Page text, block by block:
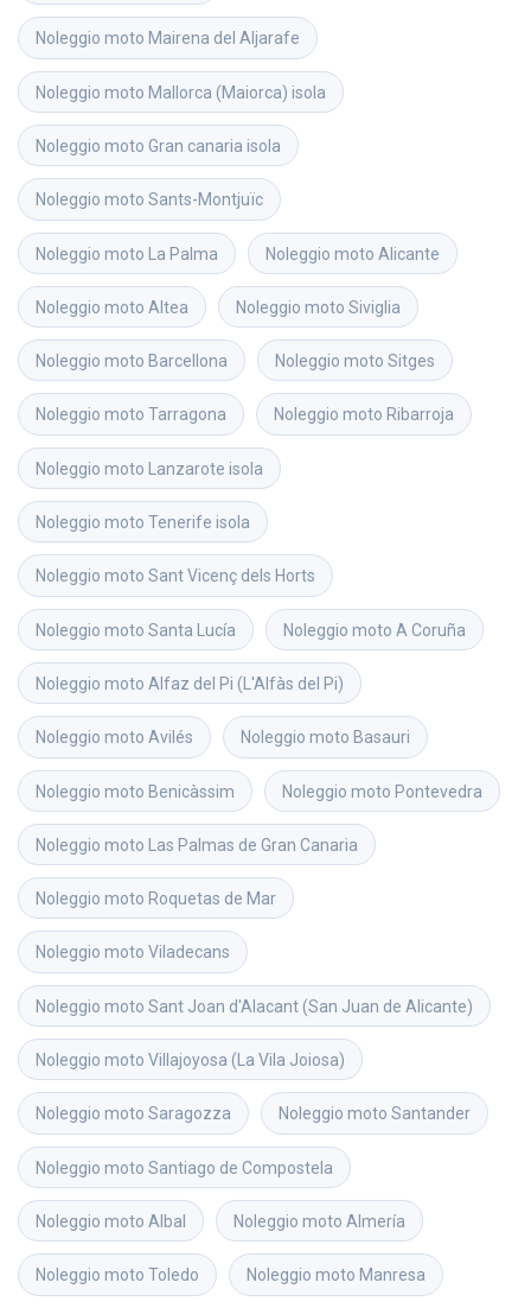
Noleggio moto Mairena del Aljarafe
Noleggio moto Mallorca (Maiorca) isola
Noleggio moto Gran canaria isola
Noleggio moto Sants-Montjuïc
Noleggio moto La Palma Noleggio moto Alicante
Noleggio moto Altea Noleggio moto Siviglia
Noleggio moto Barcellona Noleggio moto Sitges
Noleggio moto Tarragona Noleggio moto Ribarroja
Noleggio moto Lanzarote isola
Noleggio moto Tenerife isola
Noleggio moto Sant Vicenç dels Horts
Noleggio moto Santa Lucía Noleggio moto A Coruña
Noleggio moto Alfaz del Pi (L'Alfàs del Pi)
Noleggio moto Avilés Noleggio moto Basauri
Noleggio moto Benicàssim Noleggio moto Pontevedra
Noleggio moto Las Palmas de Gran Canaria
Noleggio moto Roquetas de Mar
Noleggio moto Viladecans
Noleggio moto Sant Joan d'Alacant (San Juan de Alicante)
Noleggio moto Villajoyosa (La Vila Joiosa)
Noleggio moto Saragozza Noleggio moto Santander
Noleggio moto Santiago de Compostela
Noleggio moto Albal Noleggio moto Almería
Noleggio moto Toledo Noleggio moto Manresa